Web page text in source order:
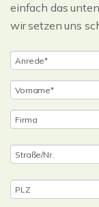
einfach das
wir setzen uns